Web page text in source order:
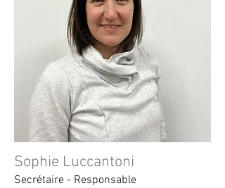
Sophie Luccantoni
Secrétaire - Responsable